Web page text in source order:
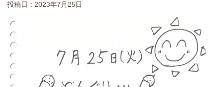
投稿日： 2023年7月25日